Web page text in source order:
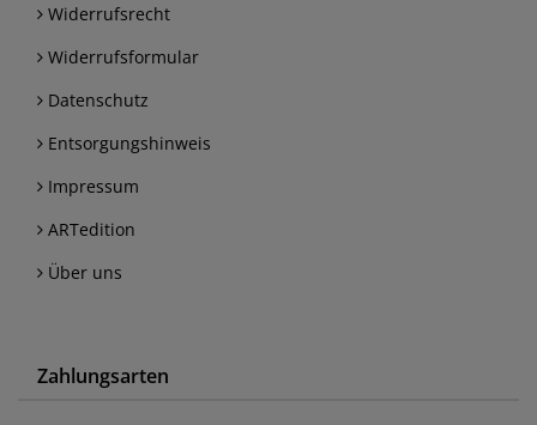
Widerrufsrecht
Widerrufsformular
Datenschutz
Entsorgungshinweis
Impressum
ARTedition
Über uns
Zahlungsarten